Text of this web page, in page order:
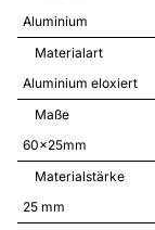
Aluminium
Materialart
Aluminium eloxiert
Maße
60x25mm
Materialstärke
25 mm